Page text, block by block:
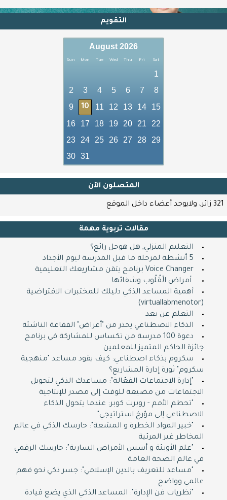
تدريب عن طريق
كافة المراحل الدراسية
ZOOM
Shop now
دورات التنمية البشرية
zoom عبر منصة زوم
التقويم
August 2026
Sun Mon Tue Wed Thu Fri Sat
1
2
3 4 5 6 7
8
9
10 11 12 13 14
15
16
17 18 19 20 21
22
23
24 25 26 27 28
29
30 31
المتصلون اﻵن
321 زائر، ولايوجد أعضاء داخل الموقع
مقالات تربوية مهمة
التعليم المنزلي, هل هوحل رائع؟
5 أنشطة لمرحلة ما قبل المدرسة ليوم الأجداد
Voice Changer برنامج يتقن مشاريعك التعليمية
​ ​ أمراض الْقُلُوب وشفائها
أهمية المساعد الذكي دليلك للمختبرات الافتراضية
(virtuallabmenotor)
التعلم عن بعد
الذكاء الاصطناعي يحذر من "أعراض" الفقاعة الناشئة
دعوة 100 مدرسة من تكساس للمشاركة في برنامج
جائزة الحاكم المتميز للمعلمين
سكروم بذكاء اصطناعي: كيف يقود مساعد "منهجية
سكروم" ثورة إدارة المشاريع؟
"إدارة الاجتماعات الفعّالة": مساعدك الذكي لتحويل
الاجتماعات من مضيعة للوقت إلى مصدر للإنتاجية
"تحطم الأمم - روبرت كوبر: عندما يتحول الذكاء
الاصطناعي إلى مؤرخ استراتيجي"
"خبير المواد الخطرة و المشعة": حارسك الذكي في عالم
المخاطر غير المرئية
"علم الأوبئة و أسس الأمراض السارية": حارسك الرقمي
في عالم الصحة العامة
"مساعد للتعريف بالدين الإسلامي": جسر ذكي نحو فهم
عالمي وواضح
"نظريات فن الإدارة": المساعد الذكي الذي يضع قيادة